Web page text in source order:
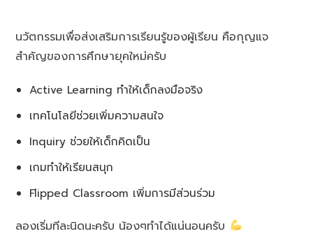
นวัตกรรมเพื่อส่งเสริมการเรียนรู้ของผู้เรียน คือกุญแจ
สำคัญของการศึกษายุคใหม่ครับ
Active Learning ทำให้เด็กลงมือจริง
เทคโนโลยีช่วยเพิ่มความสนใจ
Inquiry ช่วยให้เด็กคิดเป็น
เกมทำให้เรียนสนุก
Flipped Classroom เพิ่มการมีส่วนร่วม
ลองเริ่มทีละนิดนะครับ น้องๆทำได้แน่นอนครับ